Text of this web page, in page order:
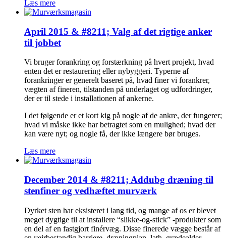
Læs mere
April 2015 & #8211; Valg af det rigtige anker
til jobbet
Vi bruger forankring og forstærkning på hvert projekt, hvad
enten det er restaurering eller nybyggeri. Typerne af
forankringer er generelt baseret på, hvad finer vi forankrer,
vægten af fineren, tilstanden på underlaget og udfordringer,
der er til stede i installationen af ankerne.
I det følgende er et kort kig på nogle af de ankre, der fungerer;
hvad vi måske ikke har betragtet som en mulighed; hvad der
kan være nyt; og nogle få, der ikke længere bør bruges.
Læs mere
December 2014 & #8211; Addubg dræning til
stenfiner og vedhæftet murværk
Dyrket sten har eksisteret i lang tid, og mange af os er blevet
meget dygtige til at installere “slikke-og-stick” -produkter som
en del af en fastgjort finérvæg. Disse finerede vægge består af